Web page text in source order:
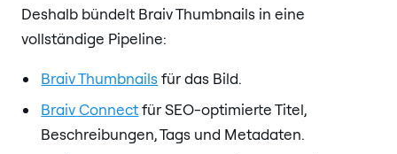
Deshalb bündelt Braiv Thumbnails in eine
vollständige Pipeline:
Braiv Thumbnailsfür das Bild.
Braiv Connectfür SEO-optimierte Titel,
Beschreibungen, Tags und Metadaten.